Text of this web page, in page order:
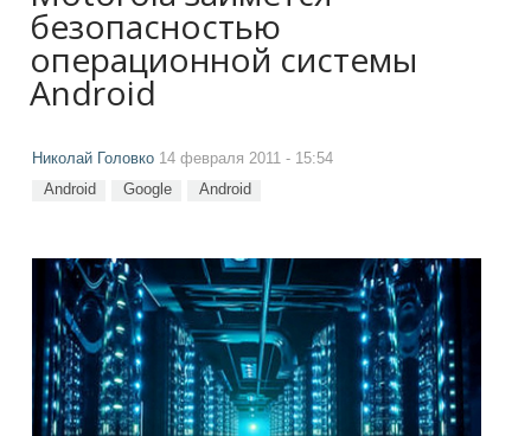
безопасностью
операционной системы
Android
Николай Головко 14 февраля 2011 - 15:54
Android Google Android